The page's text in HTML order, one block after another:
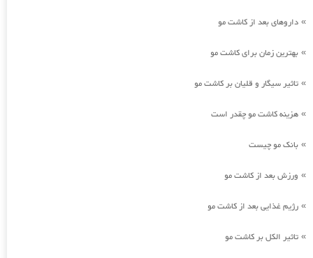
» داروهای بعد از کاشت مو
» بهترین زمان برای کاشت مو
» تاثیر سیگار و قلیان بر کاشت مو
» هزینه کاشت مو چقدر است
» بانک مو چیست
» ورزش بعد از کاشت مو
» رژیم غذایی بعد از کاشت مو
» تاثیر الکل بر کاشت مو